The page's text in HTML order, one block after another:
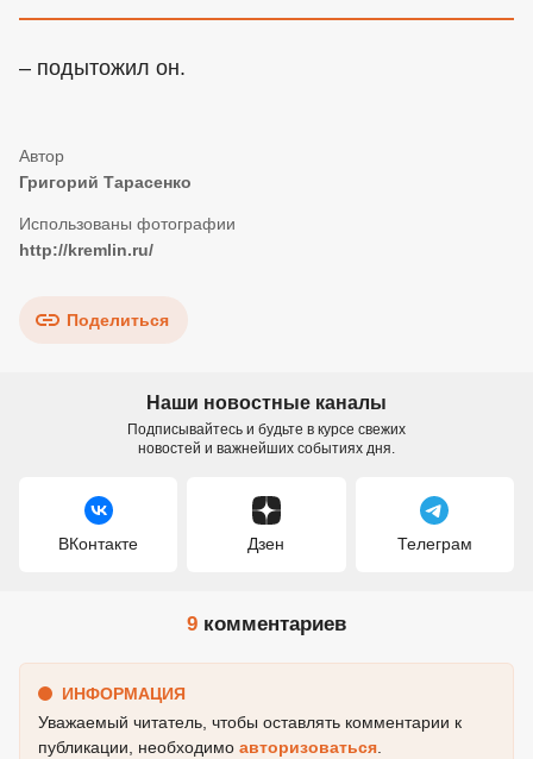
– подытожил он.
Григорий Тарасенко
http://kremlin.ru/
Поделиться
Наши новостные каналы
Подписывайтесь и будьте в курсе свежих
новостей и важнейших событиях дня.
ВКонтакте Дзен Телеграм
9 комментариев
ИНФОРМАЦИЯ
Уважаемый читатель, чтобы оставлять комментарии к
публикации, необходимо авторизоваться